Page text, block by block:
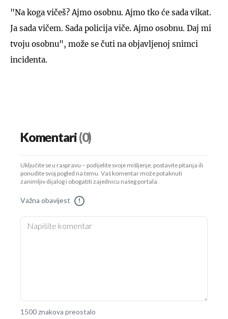
"Na koga vičeš? Ajmo osobnu. Ajmo tko će sada vikat.
Ja sada vičem. Sada policija viče. Ajmo osobnu. Daj mi
tvoju osobnu", može se čuti na objavljenoj snimci
incidenta.
Komentari(0)
Uključite se u raspravu – podijelite svoje mišljenje, postavite pitanja ili
ponudite svoj pogled na temu. Vaš komentar može potaknuti
zanimljiv dijalog i obogatiti zajednicu našeg portala.
Važna obavijest !
1500 znakova preostalo